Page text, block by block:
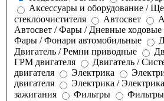
Аксессуары и оборудование /
стеклоочистителя
Автосвет
Автосвет / Фары / Дневные ходовые
Фары / Фонари автомобильные
Двигатель / Ремни приводные
ГРМ двигателя
Двигатель /
двигателя
Электрика
двигателя
Электрика /
зажигания
Фильтры